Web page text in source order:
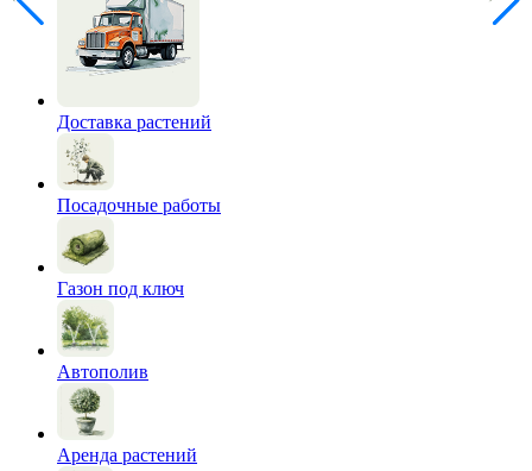
Доставка растений
Посадочные работы
Газон под ключ
Автополив
Аренда растений